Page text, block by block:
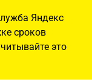
Яндекс
сроков
это